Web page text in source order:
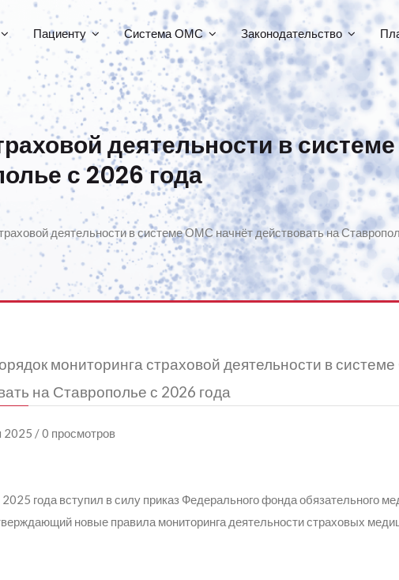
Пациенту Система ОМС Законодательство
деятельности в
с 2026 года
деятельности в системе ОМС начнёт действовать на
мониторинга страховой деятельности в
на Ставрополье с 2026 года
2025 / 0 просмотров
года вступил в силу приказ Федерального фонда обязательного
новые правила мониторинга деятельности страховых